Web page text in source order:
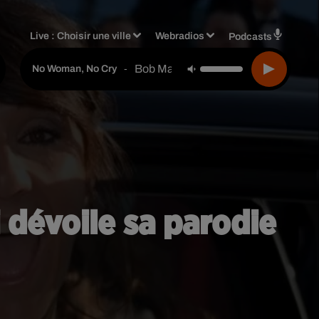
Live :Choisir une ville Webradios Podcasts
No Woman, No Cry - Bob Marley & The Wailers
dévoile sa parodie